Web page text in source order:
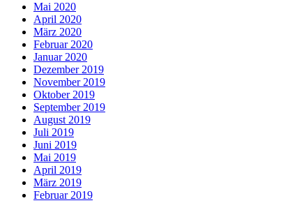
Mai 2020
April 2020
März 2020
Februar 2020
Januar 2020
Dezember 2019
November 2019
Oktober 2019
September 2019
August 2019
Juli 2019
Juni 2019
Mai 2019
April 2019
März 2019
Februar 2019